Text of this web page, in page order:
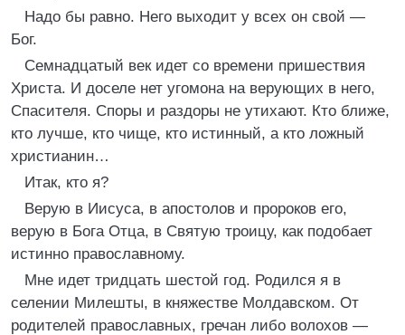
Надо бы равно. Него выходит у всех он свой —
Бог.
Семнадцатый век идет со времени пришествия
Христа. И доселе нет угомона на верующих в него,
Спасителя. Споры и раздоры не утихают. Кто ближе,
кто лучше, кто чище, кто истинный, а кто ложный
христианин…
Итак, кто я?
Верую в Иисуса, в апостолов и пророков его,
верую в Бога Отца, в Святую троицу, как подобает
истинно православному.
Мне идет тридцать шестой год. Родился я в
селении Милешты, в княжестве Молдавском. От
родителей православных, гречан либо волохов —